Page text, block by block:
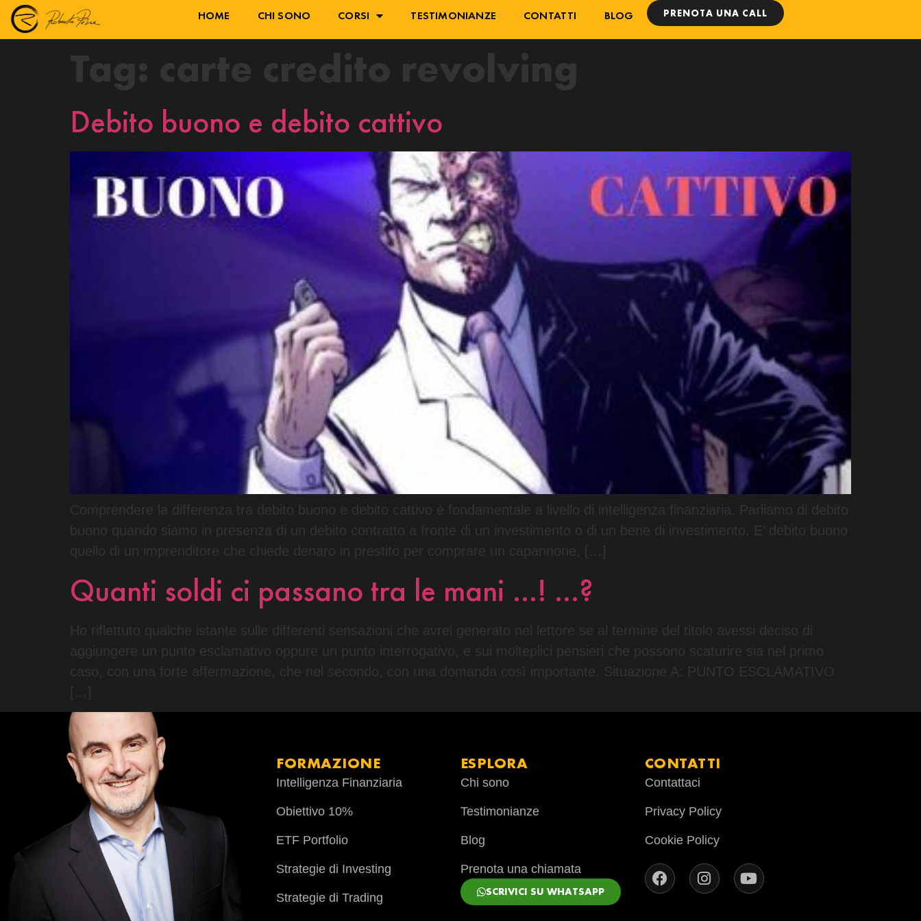
HOME CHI SONO CORSI TESTIMONIANZE CONTATTI BLOG PRENOTA UNA CALL
Tag: carte credito revolving
Debito buono e debito cattivo
Comprendere la differenza tra debito buono e debito cattivo è fondamentale a livello di intelligenza finanziaria. Parliamo di debito
buono quando siamo in presenza di un debito contratto a fronte di un investimento o di un bene di investimento. E’ debito buono
quello di un imprenditore che chiede denaro in prestito per comprare un capannone, […]
Quanti soldi ci passano tra le mani …! …?
Ho riflettuto qualche istante sulle differenti sensazioni che avrei generato nel lettore se al termine del titolo avessi deciso di
aggiungere un punto esclamativo oppure un punto interrogativo, e sui molteplici pensieri che possono scaturire sia nel primo
caso, con una forte affermazione, che nel secondo, con una domanda così importante. Situazione A: PUNTO ESCLAMATIVO
FORMAZIONE
Intelligenza Finanziaria
Obiettivo 10%
ETF Portfolio
Strategie di Investing
Strategie di Trading
ESPLORA
Chi sono
Testimonianze
Blog
Prenota una chiamata
SCRIVICI SU WHATSAPP
CONTATTI
Contattaci
Privacy Policy
Cookie Policy